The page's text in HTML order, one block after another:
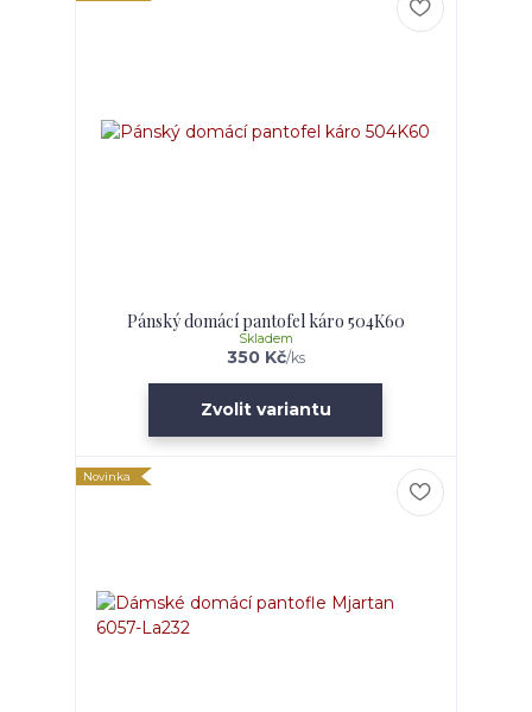
Pánský domácí pantofel káro 504K60
350 Kč/ks
Skladem
Zvolit variantu
Novinka